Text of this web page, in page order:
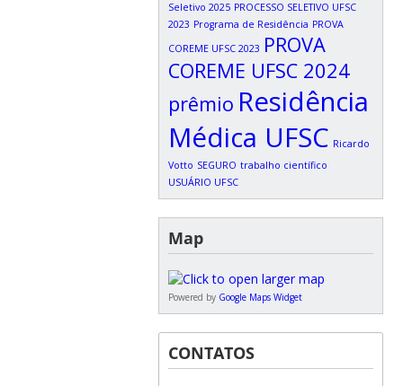
Seletivo 2025 PROCESSO SELETIVO UFSC
2023 Programa de Residência PROVA
COREME UFSC 2023 PROVA
COREME UFSC 2024
prêmio Residência
Médica UFSC Ricardo
Votto SEGURO trabalho científico
USUÁRIO UFSC
Map
Powered by Google Maps Widget
CONTATOS